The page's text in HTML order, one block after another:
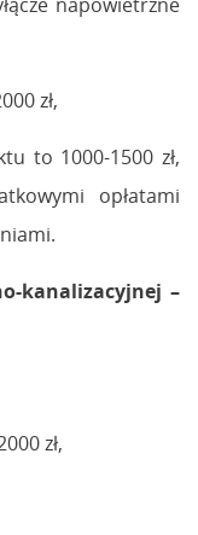
zł,
to 1000-1500 zł,
opłatami
kanalizacyjnej –
zł,